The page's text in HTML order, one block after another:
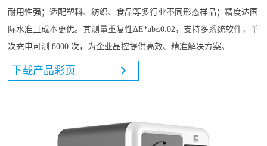
耐用性强；适配塑料、纺织、食品等多行业不同形态样品；精度达国
际水准且成本更优。其测量重复性ΔE*ab≤0.02，支持多系统软件，单
次充电可测 8000 次，为企业品控提供高效、精准解决方案。
下载产品彩页